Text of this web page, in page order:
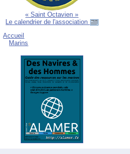
« Saint Octavien »
Le calendrier de l'association
Accueil
Marins